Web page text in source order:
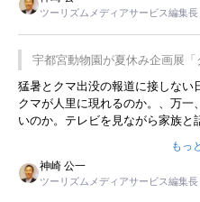
す。若い人が夜行バスで京都に行
が残らないのかなと思ってしまい
ツーリズムメディアサービス編集
宇都宮動物園が夏休み企画展
開催
猛暑とクマ出没の報道に接しない
クマが人里に現れるのか。、万
いのか。テレビを見ながら家族と
んてことは、冗談でもいえません
もっ
神崎 公一
ツーリズムメディアサービス編集